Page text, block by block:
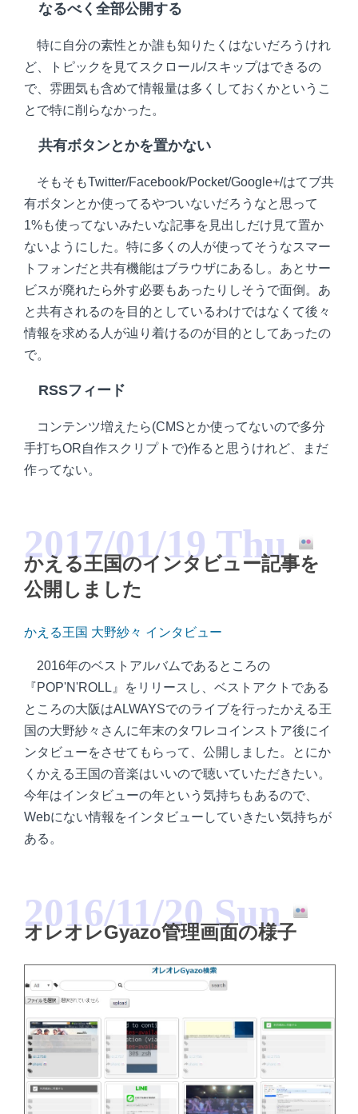
なるべく全部公開する
特に自分の素性とか誰も知りたくはないだろうけれ
ど、トピックを見てスクロール/スキップはできるの
で、雰囲気も含めて情報量は多くしておくかというこ
とで特に削らなかった。
共有ボタンとかを置かない
そもそもTwitter/Facebook/Pocket/Google+/はてブ共
有ボタンとか使ってるやついないだろうなと思って
1%も使ってないみたいな記事を見出しだけ見て置か
ないようにした。特に多くの人が使ってそうなスマー
トフォンだと共有機能はブラウザにあるし。あとサー
ビスが廃れたら外す必要もあったりしそうで面倒。あ
と共有されるのを目的としているわけではなくて後々
情報を求める人が辿り着けるのが目的としてあったの
で。
RSSフィード
コンテンツ増えたら(CMSとか使ってないので多分
手打ちOR自作スクリプトで)作ると思うけれど、まだ
作ってない。
2017/01/19 Thu
かえる王国のインタビュー記事を
公開しました
かえる王国 大野紗々 インタビュー
2016年のベストアルバムであるところの
『POP'N'ROLL』をリリースし、ベストアクトである
ところの大阪はALWAYSでのライブを行ったかえる王
国の大野紗々さんに年末のタワレコインストア後にイ
ンタビューをさせてもらって、公開しました。とにか
くかえる王国の音楽はいいので聴いていただきたい。
今年はインタビューの年という気持ちもあるので、
Webにない情報をインタビューしていきたい気持ちが
ある。
2016/11/20 Sun
オレオレGyazo管理画面の様子